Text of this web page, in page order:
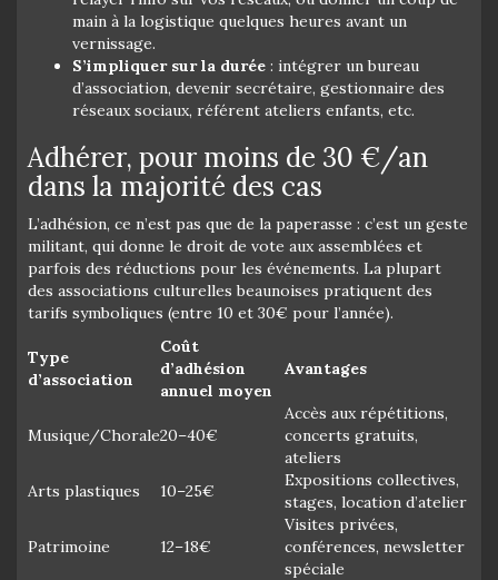
main à la logistique quelques heures avant un
vernissage.
S’impliquer sur la durée : intégrer un bureau
d’association, devenir secrétaire, gestionnaire des
réseaux sociaux, référent ateliers enfants, etc.
Adhérer, pour moins de 30 €/an
dans la majorité des cas
L’adhésion, ce n’est pas que de la paperasse : c’est un geste
militant, qui donne le droit de vote aux assemblées et
parfois des réductions pour les événements. La plupart
des associations culturelles beaunoises pratiquent des
tarifs symboliques (entre 10 et 30€ pour l’année).
Type
d’association
Coût
d’adhésion
annuel moyen
Avantages
Musique/Chorale20–40€
Accès aux répétitions,
concerts gratuits,
ateliers
Arts plastiques
10–25€
Expositions collectives,
stages, location d’atelier
Patrimoine 12–18€
Visites privées,
conférences, newsletter
spéciale